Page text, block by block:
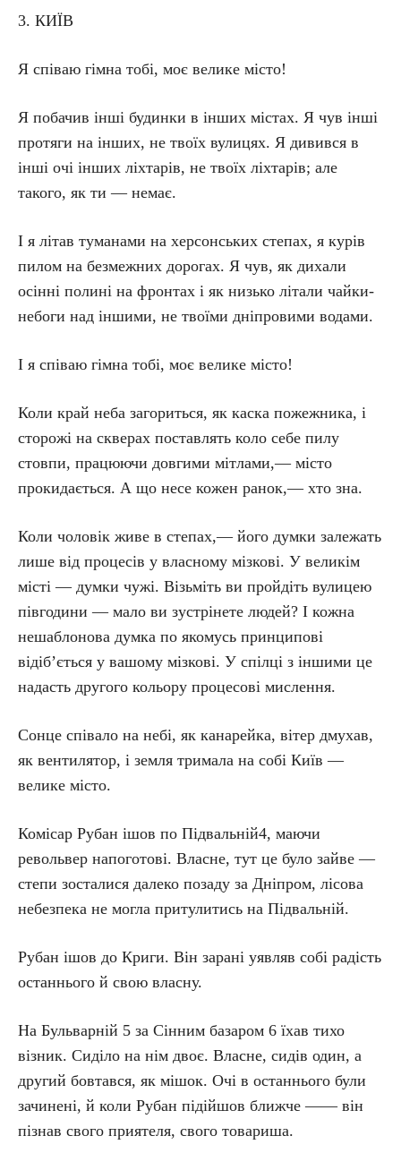
3. КИЇВ
Я співаю гімна тобі, моє велике місто!
Я побачив інші будинки в інших містах. Я чув інші
протяги на інших, не твоїх вулицях. Я дивився в
інші очі інших ліхтарів, не твоїх ліхтарів; але
такого, як ти — немає.
І я літав туманами на херсонських степах, я курів
пилом на безмежних дорогах. Я чув, як дихали
осінні полині на фронтах і як низько літали чайки-
небоги над іншими, не твоїми дніпровими водами.
І я співаю гімна тобі, моє велике місто!
Коли край неба загориться, як каска пожежника, і
сторожі на скверах поставлять коло себе пилу
стовпи, працюючи довгими мітлами,— місто
прокидається. А що несе кожен ранок,— хто зна.
Коли чоловік живе в степах,— його думки залежать
лише від процесів у власному мізкові. У великім
місті — думки чужі. Візьміть ви пройдіть вулицею
півгодини — мало ви зустрінете людей? І кожна
нешаблонова думка по якомусь принципові
відіб’ється у вашому мізкові. У спілці з іншими це
надасть другого кольору процесові мислення.
Сонце співало на небі, як канарейка, вітер дмухав,
як вентилятор, і земля тримала на собі Київ —
велике місто.
Комісар Рубан ішов по Підвальній4, маючи
револьвер напоготові. Власне, тут це було зайве —
степи зосталися далеко позаду за Дніпром, лісова
небезпека не могла притулитись на Підвальній.
Рубан ішов до Криги. Він зарані уявляв собі радість
останнього й свою власну.
На Бульварній 5 за Сінним базаром 6 їхав тихо
візник. Сиділо на нім двоє. Власне, сидів один, а
другий бовтався, як мішок. Очі в останнього були
зачинені, й коли Рубан підійшов ближче —— він
пізнав свого приятеля, свого товариша.